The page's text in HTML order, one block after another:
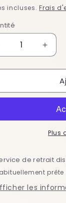
incluses.Frais
Réduire
la
TY
ins.
sav.
105g
Plus
de retrait
prête
les